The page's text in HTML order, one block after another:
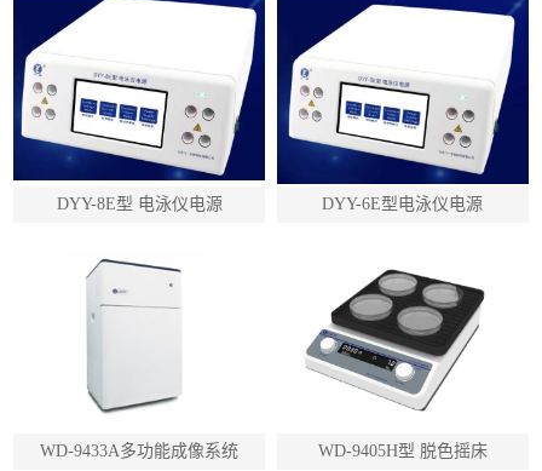
DYY-8E型 电泳仪电源 DYY-6E型电泳仪电源
WD-9433A多功能成像系统 WD-9405H型 脱色摇床